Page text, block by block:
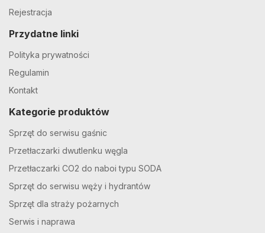
Rejestracja
Przydatne linki
Polityka prywatności
Regulamin
Kontakt
Kategorie produktów
Sprzęt do serwisu gaśnic
Przetłaczarki dwutlenku węgla
Przetłaczarki CO2 do naboi typu SODA
Sprzęt do serwisu węży i hydrantów
Sprzęt dla straży pożarnych
Serwis i naprawa